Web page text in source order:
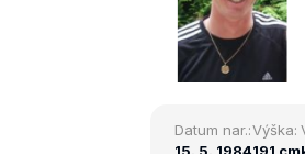
Datum nar.:Výška: